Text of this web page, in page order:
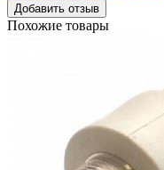
Добавить отзыв
Похожие товары